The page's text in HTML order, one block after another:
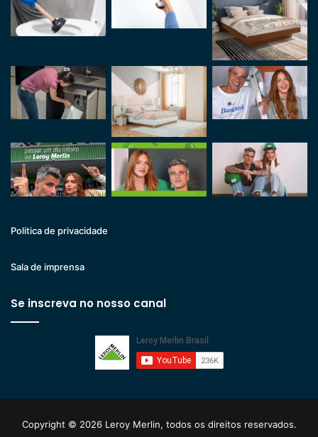
Politica de privacidade
Sala de imprensa
Se inscreva no nosso canal
Copyright © 2026 Leroy Merlin, todos os direitos reservados.